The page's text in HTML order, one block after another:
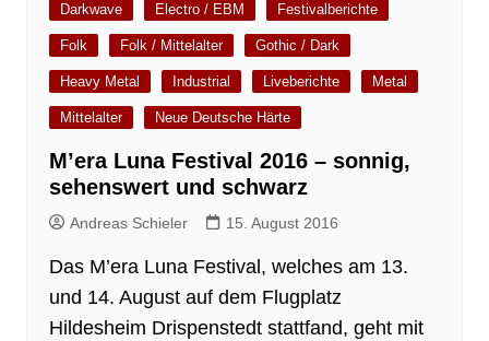
Darkwave Electro / EBM Festivalberichte
Folk Folk / Mittelalter Gothic / Dark
Heavy Metal Industrial Liveberichte Metal
Mittelalter Neue Deutsche Härte
M’era Luna Festival 2016 – sonnig,
sehenswert und schwarz
Andreas Schieler 15. August 2016
Das M’era Luna Festival, welches am 13.
und 14. August auf dem Flugplatz
Hildesheim Drispenstedt stattfand, geht mit